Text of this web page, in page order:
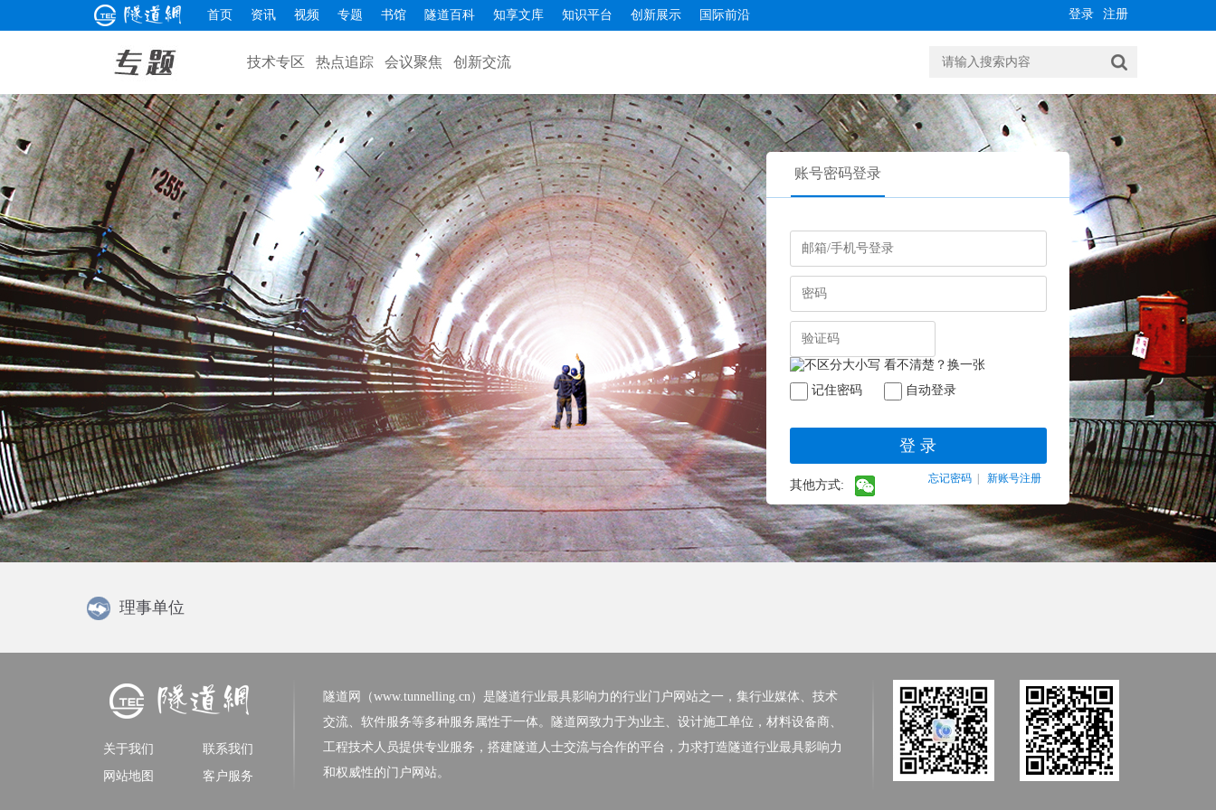
首页 资讯 视频 专题 书馆 隧道百科 知享文库 知识平台 创新展示 国际前沿 注册
登录
技术专区 热点追踪 会议聚焦 创新交流
账号密码登录
记住密码 自动登录
其他方式: 忘记密码 新账号注册
理事单位
关于我们
联系我们
网站地图
客户服务
隧道网（www.tunnelling.cn） 是隧道行业最具影响力的行业门户网站之一，集行业媒体、技术
交流、软件服务等多种服务属性于一体。隧道网致力于为业主、设计施工单位，材料设备商、
工程技术人员提供专业服务，搭建隧道人士交流与合作的平台，力求打造隧道行业最具影响力
和权威性的门户网站。